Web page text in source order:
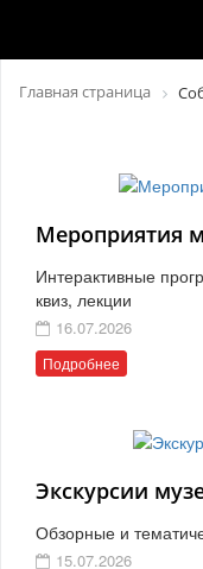
Главная страница
Мероприятия
Интерактивные
квиз, лекции
16.07.2026
Подробнее
Экскурсии
Обзорные и
15.07.2026